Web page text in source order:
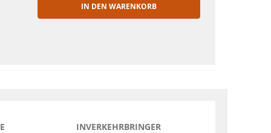
IN DEN WARENKORB
INVERKEHRBRINGER